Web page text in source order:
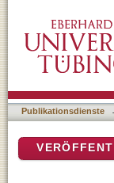
Publikationsdienste